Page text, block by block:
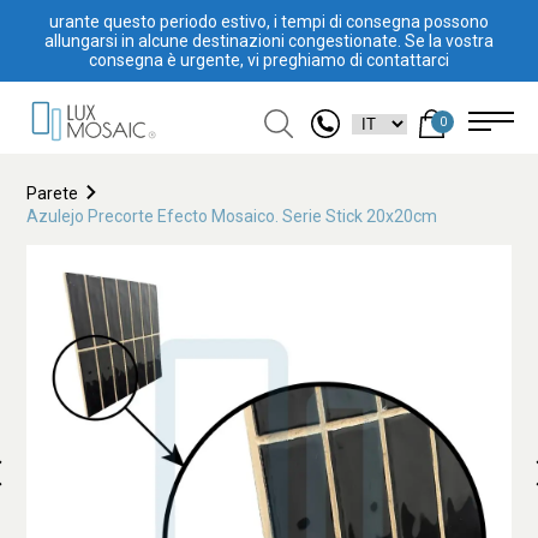
urante questo periodo estivo, i tempi di consegna possono
allungarsi in alcune destinazioni congestionate. Se la vostra
consegna è urgente, vi preghiamo di contattarci
0
Parete
Azulejo Precorte Efecto Mosaico. Serie Stick 20x20cm